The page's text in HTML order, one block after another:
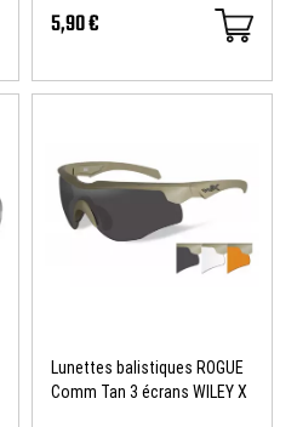
5,90 €
Lunettes balistiques ROGUE
Comm Tan 3 écrans WILEY X